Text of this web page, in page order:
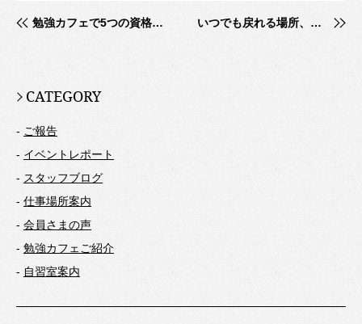
勉強カフェで5つの資格を取得 いつでも戻れる場所、勉強カフェ
CATEGORY
- ご報告
- イベントレポート
- スタッフブログ
- 仕事場所案内
- 会員さまの声
- 勉強カフェご紹介
- 自習室案内